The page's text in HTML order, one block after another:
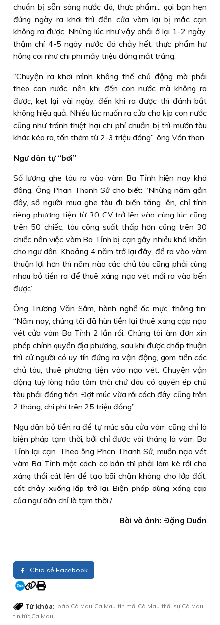
chuẩn bị sẵn sàng nước đá, thực phẩm... gọi bạn hẹn
đúng ngày ra khơi thì đến cửa vàm lại bị mắc cạn
không ra được. Những lúc như vậy phải ở lại 1-2 ngày,
thậm chí 4-5 ngày, nước đá chảy hết, thực phẩm hư
hỏng coi như chi phí mấy triệu đồng mất trắng.
“Chuyện ra khơi mình không thể chủ động mà phải
theo con nước, nên khi đến con nước mà không ra
được, kẹt lại vài ngày, đến khi ra được thì đánh bắt
không hiệu quả. Nhiều lúc muốn ra cửa cho kịp con nước
cũng như tránh thiệt hại chi phí chuẩn bị thì mướn tàu
khác kéo ra, tốn thêm từ 2-3 triệu đồng”, ông Vồn than.
Ngư dân tự “bơi”
Số lượng ghe tàu ra vào vàm Ba Tỉnh hiện nay khá
đông. Ông Phan Thanh Sử cho biết: “Những năm gần
đây, số người mua ghe tàu đi biển tăng lên, chỉ tính
riêng phương tiện từ 30 CV trở lên vào cùng lúc cũng
trên 50 chiếc, tàu công suất thấp hơn cũng trên 30
chiếc nên việc vàm Ba Tỉnh bị cạn gây nhiều khó khăn
cho ngư dân. Khoảng 4 năm trở lại đây, để ra vào vàm
thuận lợi hơn thì năm nào các chủ tàu cũng phải cùng
nhau bỏ tiền ra để thuê xáng nạo vét mới ra vào bến
được”.
Ông Trương Văn Sâm, hành nghề ốc mực, thông tin:
“Năm nay, chúng tôi đã hùn tiền lại thuê xáng cạp nạo
vét cửa vàm Ba Tỉnh 2 lần rồi. Chúng tôi làm đơn xin
phép chính quyền địa phương, sau khi được chấp thuận
thì cử người có uy tín đứng ra vận động, gom tiền các
chủ tàu, thuê phương tiện vào nạo vét. Chuyện vận
động tuỳ lòng hảo tâm thôi chứ đâu có quyền ép chủ
tàu phải đóng tiền. Ðợt múc vừa rồi cách đây cũng trên
2 tháng, chi phí trên 25 triệu đồng”.
Ngư dân bỏ tiền ra để tự múc sâu cửa vàm cũng chỉ là
biện pháp tạm thời, bởi chỉ được vài tháng là vàm Ba
Tỉnh lại cạn. Theo ông Phan Thanh Sử, muốn nạo vét
vàm Ba Tỉnh một cách cơ bản thì phải làm kè rồi cho
xáng thổi cát lên để tạo bãi chặn không cho lớp đất,
cát chảy xuống lấp trở lại. Biện pháp dùng xáng cạp
của ngư dân chỉ là tạm thời./.
Bài và ảnh: Ðặng Duẩn
Chia sẻ Facebook
Từ khóa: báo Cà Mau Cà Mau tin mới Cà Mau thời sự Cà Mau
tin tức Cà Mau